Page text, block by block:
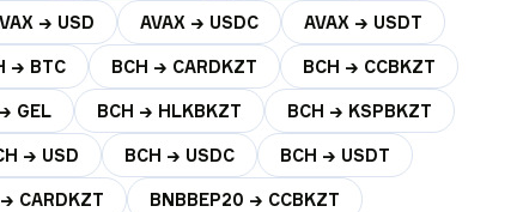
→ USD AVAX → USDC AVAX → USDT
→ BTC BCH → CARDKZT BCH → CCBKZT
GEL BCH → HLKBKZT BCH → KSPBKZT
→ USD BCH → USDC BCH → USDT
CARDKZT BNBBEP20 → CCBKZT